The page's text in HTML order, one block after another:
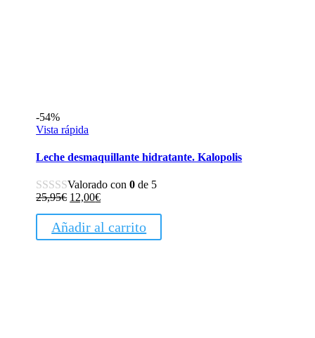
-54%
Vista rápida
Leche desmaquillante hidratante. Kalopolis
Valorado con0 de 5
25,95€ El
original
era:
12,00€El
actual
es:
Añadir al carrito